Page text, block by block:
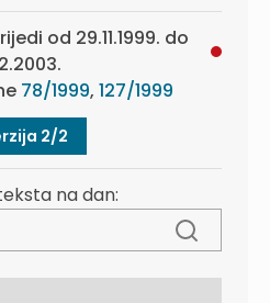
od 29.11.1999. do
78/1999, 127/1999
2/2
na dan: